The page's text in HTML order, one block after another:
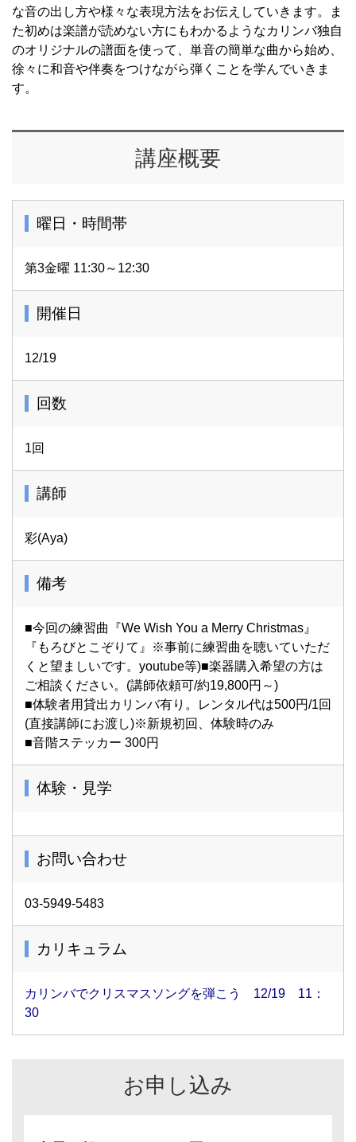
な音の出し方や様々な表現方法をお伝えしていきます。ま
た初めは楽譜が読めない方にもわかるようなカリンバ独自
のオリジナルの譜面を使って、単音の簡単な曲から始め、
徐々に和音や伴奏をつけながら弾くことを学んでいきま
す。
講座概要
曜日・時間帯
第3金曜 11:30～12:30
開催日
12/19
回数
1回
講師
彩(Aya)
備考
■今回の練習曲『We Wish You a Merry Christmas』
『もろびとこぞりて』※事前に練習曲を聴いていただ
くと望ましいです。youtube等)■楽器購入希望の方は
ご相談ください。(講師依頼可/約19,800円～)
■体験者用貸出カリンバ有り。レンタル代は500円/1回
(直接講師にお渡し)※新規初回、体験時のみ
■音階ステッカー 300円
体験・見学
お問い合わせ
03-5949-5483
カリキュラム
カリンバでクリスマスソングを弾こう 12/19 11：
30
お申し込み